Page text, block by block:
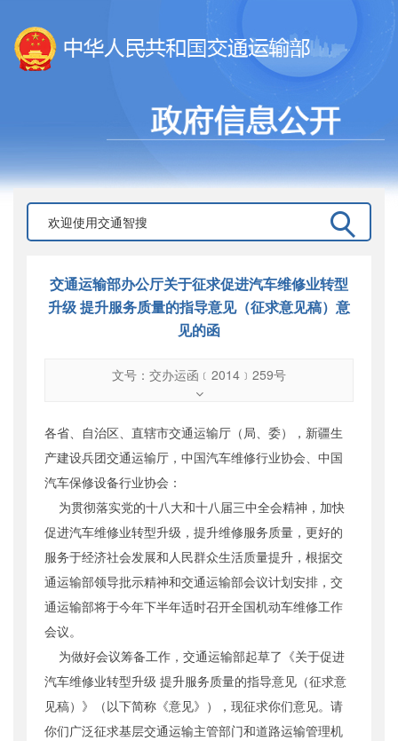
交通运输部办公厅关于征求促进汽车维修业转型
升级 提升服务质量的指导意见（征求意见稿）意
见的函
文号：交办运函﹝2014﹞259号
交办运函﹝2014﹞259号
公开日期：2014年06月30日
主题词：汽车维修业;转型升级;提升服务;指导
机构分类：运输服务司
主题分类：公众参与
公文类型 ： 部办公厅函
各省、自治区、直辖市交通运输厅（局、委），新疆生
产建设兵团交通运输厅，中国汽车维修行业协会、中国
汽车保修设备行业协会：
为贯彻落实党的十八大和十八届三中全会精神，加快
促进汽车维修业转型升级，提升维修服务质量，更好的
服务于经济社会发展和人民群众生活质量提升，根据交
通运输部领导批示精神和交通运输部会议计划安排，交
通运输部将于今年下半年适时召开全国机动车维修工作
会议。
为做好会议筹备工作，交通运输部起草了《关于促进
汽车维修业转型升级 提升服务质量的指导意见（征求意
见稿）》（以下简称《意见》），现征求你们意见。请
你们广泛征求基层交通运输主管部门和道路运输管理机